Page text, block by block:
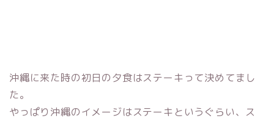
沖縄に来た時の初日の夕食はステーキって決めてまし
た。
やっぱり沖縄のイメージはステーキというぐらい、ス